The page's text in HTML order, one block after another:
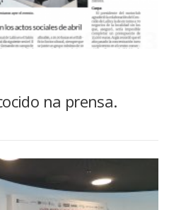
na prensa.